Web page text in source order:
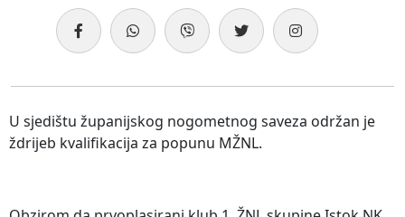
U sjedištu županijskog nogometnog saveza održan je
ždrijeb kvalifikacija za popunu MŽNL.